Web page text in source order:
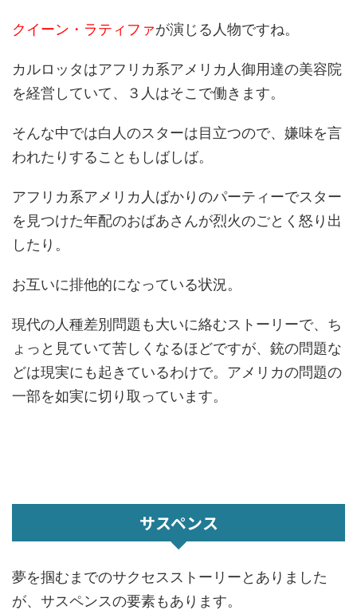
クイーン・ラティファが演じる人物ですね。
カルロッタはアフリカ系アメリカ人御用達の美容院
を経営していて、３人はそこで働きます。
そんな中では白人のスターは目立つので、嫌味を言
われたりすることもしばしば。
アフリカ系アメリカ人ばかりのパーティーでスター
を見つけた年配のおばあさんが烈火のごとく怒り出
したり。
お互いに排他的になっている状況。
現代の人種差別問題も大いに絡むストーリーで、ち
ょっと見ていて苦しくなるほどですが、銃の問題な
どは現実にも起きているわけで。アメリカの問題の
一部を如実に切り取っています。
サスペンス
夢を掴むまでのサクセスストーリーとありました
が、サスペンスの要素もあります。